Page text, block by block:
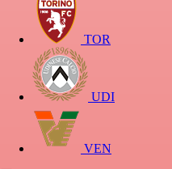
TOR
UDI
VEN